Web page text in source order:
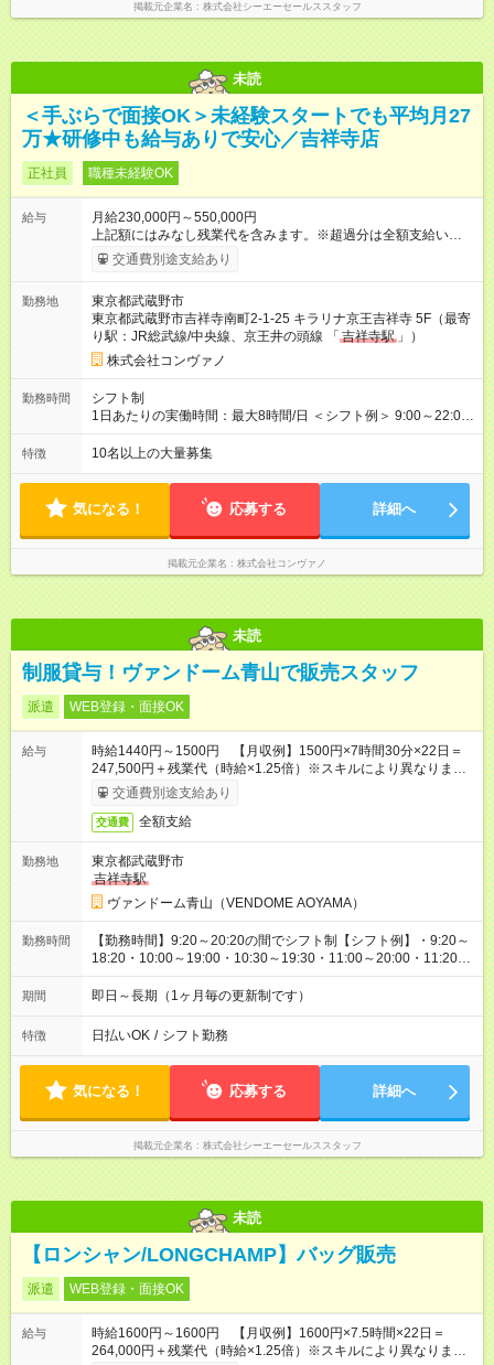
掲載元企業名 株式会社シーエーセールススタッフ
未読
＜手ぶらで面接OK＞未経験スタートでも平均月27
万★研修中も給与ありで安心／吉祥寺店
正社員 職種未経験OK
給与
月給230,000円～550,000円
上記額にはみなし残業代を含みます。※超過分は全額支給いたし
ます。 みなし残業代 8,940円／月 みなし残業時間 5.5時間／月
上記には、月5.5時間分のみなし残業代(8，940円)を含む。超過
円～ （期間中は契約社員） ※社内基準を満たした場合は、その
後正規登用可 【年収例】 ◆エリアマネージャー 月給25万円＋役
職手当3万円＋インセン14万5，781円＝42万5，781円 ◆店長
月給 25万円＋役職手当1万円＋インセン8万2，547円＝34万2，
547円 ◆社員(役職なし) 月給23万円＋インセン1万4701円＝24
万4，701円 ＜別途支給手当＞ ・インセンティブ：月10万円以
上も可能！ ・賞与：年2回(6月/12月)※業績による ・交通費：月
たり) ・回数：随時 ・反映時期：次月の給与から ・評価手法：
社内評価に基づく ※あなたの頑張りをしっかり評価します！で
きることが増えるほどお給料に反映される環境です。 【試用期
間】試用期間あり 試用期間の長さ：6ヶ月 ※ 雇用形態と給与
に、本採用時と異なる部分があります。 雇用形態：中途採用
（契約社員） 給与：月給 220,000円以上 上記額にはみなし残業
代 8,552円／月 みなし残業時間 5.5時間／月
交通費別途支給あり
勤務地
東京都武蔵野市
東京都武蔵野市吉祥寺南町2-1-25 キラリナ京王吉祥寺 5F（最寄
り駅：JR総武線/中央線、京王井の頭線 「 吉祥寺駅 」）
株式会社コンヴァノ
勤務時間
シフト制
1日あたりの実働時間：最大8時間/日 ＜シフト例＞ 9:00～22:00
でのシフト制（実働8時間／休憩60分） ※残業時間は月平均で
10時間程度 ※営業時間は【平日】11：00～22：00、【土日祝】
ます。
特徴 10名以上の大量募集
気になる！ 応募する 詳細へ
掲載元企業名 株式会社コンヴァノ
未読
制服貸与！ヴァンドーム青山で販売スタッフ
派遣 WEB登録・面接OK
給与
時給1440円～1500円 【月収例】1500円×7時間30分×22日＝
247,500円＋残業代（時給×1.25倍）※スキルにより異なりま
す。交通費別途支給あり
交通費 全額支給
勤務地
東京都武蔵野市
吉祥寺駅
ヴァンドーム青山（VENDOME AOYAMA）
勤務時間
【勤務時間】9:20～20:20の間でシフト制【シフト例】・9:20～
18:20・10:00～19:00・10:30～19:30・11:00～20:00・11:20～
20:20実働7時間30分／休憩90分
期間 即日～長期（1ヶ月毎の更新制です）
特徴 日払いOK / シフト勤務
気になる！ 応募する 詳細へ
掲載元企業名 株式会社シーエーセールススタッフ
未読
【ロンシャン/LONGCHAMP】バッグ販売
派遣 WEB登録・面接OK
給与
時給1600円～1600円 【月収例】1600円×7.5時間×22日＝
264,000円＋残業代（時給×1.25倍）※スキルにより異なりま